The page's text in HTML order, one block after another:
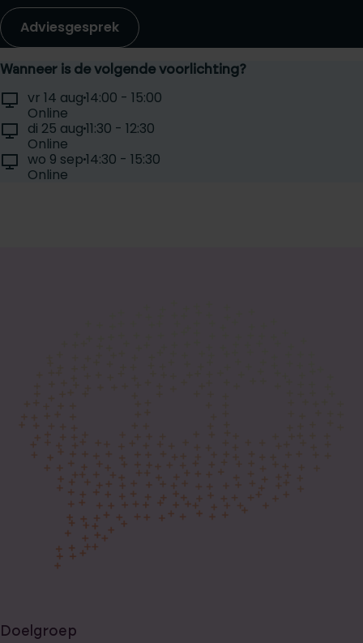
Adviesgesprek
Wanneer is de volgende voorlichting?
Selecteer een voorlichtingsdag:
Datum:
vr 14 augTijd:
14:00 - 15:00
Locatie:
Online
Datum:
di 25 augTijd:
11:30 - 12:30
Locatie:
Online
Datum:
wo 9 sepTijd:
14:30 - 15:30
Locatie:
Online
Doelgroep